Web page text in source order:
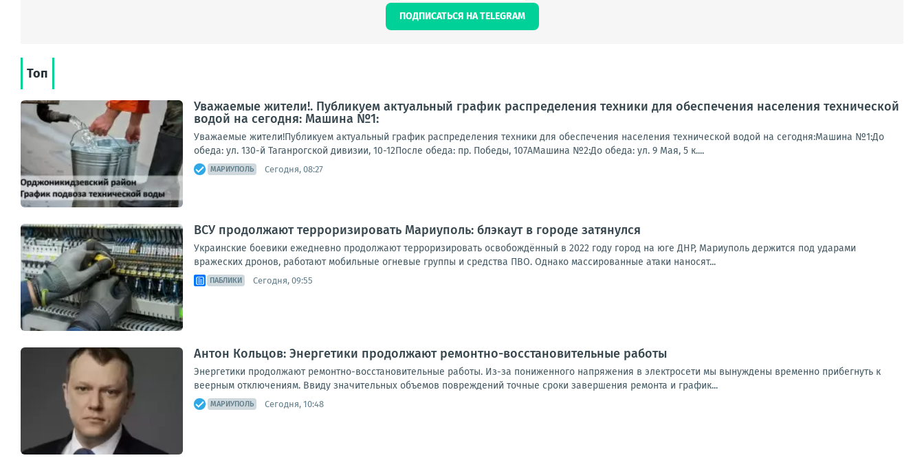
ПОДПИСАТЬСЯ НА TELEGRAM
Топ
Уважаемые жители!. Публикуем актуальный график распределения техники для обеспечения населения технической
водой на сегодня: Машина №1:
Уважаемые жители!Публикуем актуальный график распределения техники для обеспечения населения технической водой на сегодня:Машина №1:До
обеда: ул. 130-й Таганрогской дивизии, 10-12После обеда: пр. Победы, 107АМашина №2:До обеда: ул. 9 Мая, 5 к....
МАРИУПОЛЬ Сегодня, 08:27
ВСУ продолжают терроризировать Мариуполь: блэкаут в городе затянулся
Украинские боевики ежедневно продолжают терроризировать освобождённый в 2022 году город на юге ДНР, Мариуполь держится под ударами
вражеских дронов, работают мобильные огневые группы и средства ПВО. Однако массированные атаки наносят...
ПАБЛИКИ Сегодня, 09:55
Антон Кольцов: Энергетики продолжают ремонтно-восстановительные работы
Энергетики продолжают ремонтно-восстановительные работы. Из-за пониженного напряжения в электросети мы вынуждены временно прибегнуть к
веерным отключениям. Ввиду значительных объемов повреждений точные сроки завершения ремонта и график...
МАРИУПОЛЬ Сегодня, 10:48